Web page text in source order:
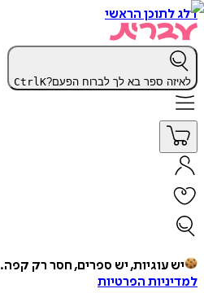
דלג לתוכן הראשי
לאיזה ספר בא לך לברוח הפעם? CtrlK
יש עוגיות, יש ספרים, חסר רק קפה.
למדיניות הפרטיות